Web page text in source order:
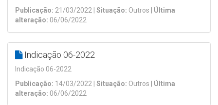
Publicação: 21/03/2022 | Situação: Outros | Última
alteração: 06/06/2022
Indicação 06-2022
Indicação 06-2022
Publicação: 14/03/2022 | Situação: Outros | Última
alteração: 06/06/2022